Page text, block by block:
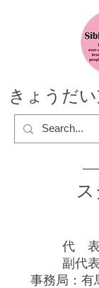
きょうだ
代 表
副代
事務局：有